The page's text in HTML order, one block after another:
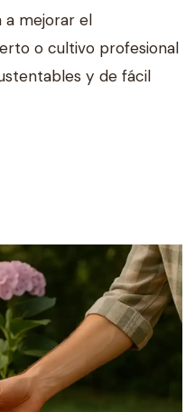
a mejorar el
o cultivo profesional
y de fácil